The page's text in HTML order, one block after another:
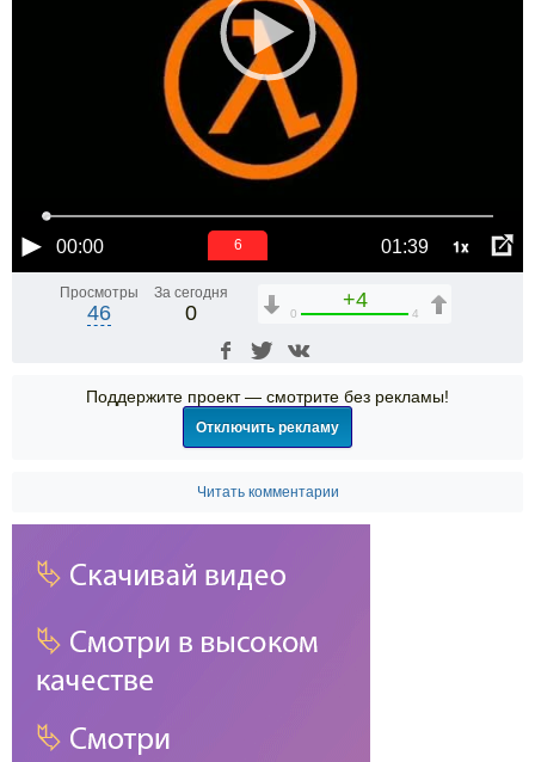
00:00 01:39 1x
6
Просмотры
46
За сегодня
0
+4
0 4
Поддержите проект — смотрите без рекламы!
Отключить рекламу
Читать комментарии